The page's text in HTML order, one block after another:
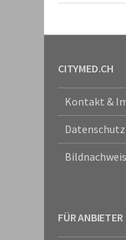
CITYMED.CH
Kontakt &
Datenschutz
Bildnachweis
FÜR ANBIETER